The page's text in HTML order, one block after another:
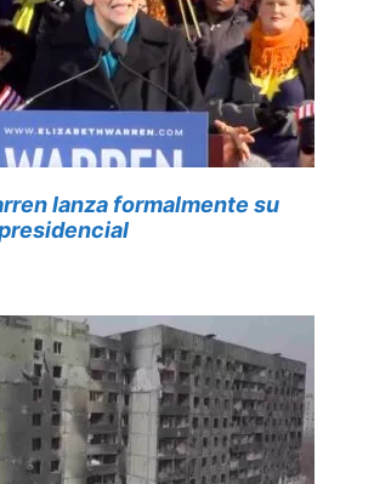
lanza formalmente su